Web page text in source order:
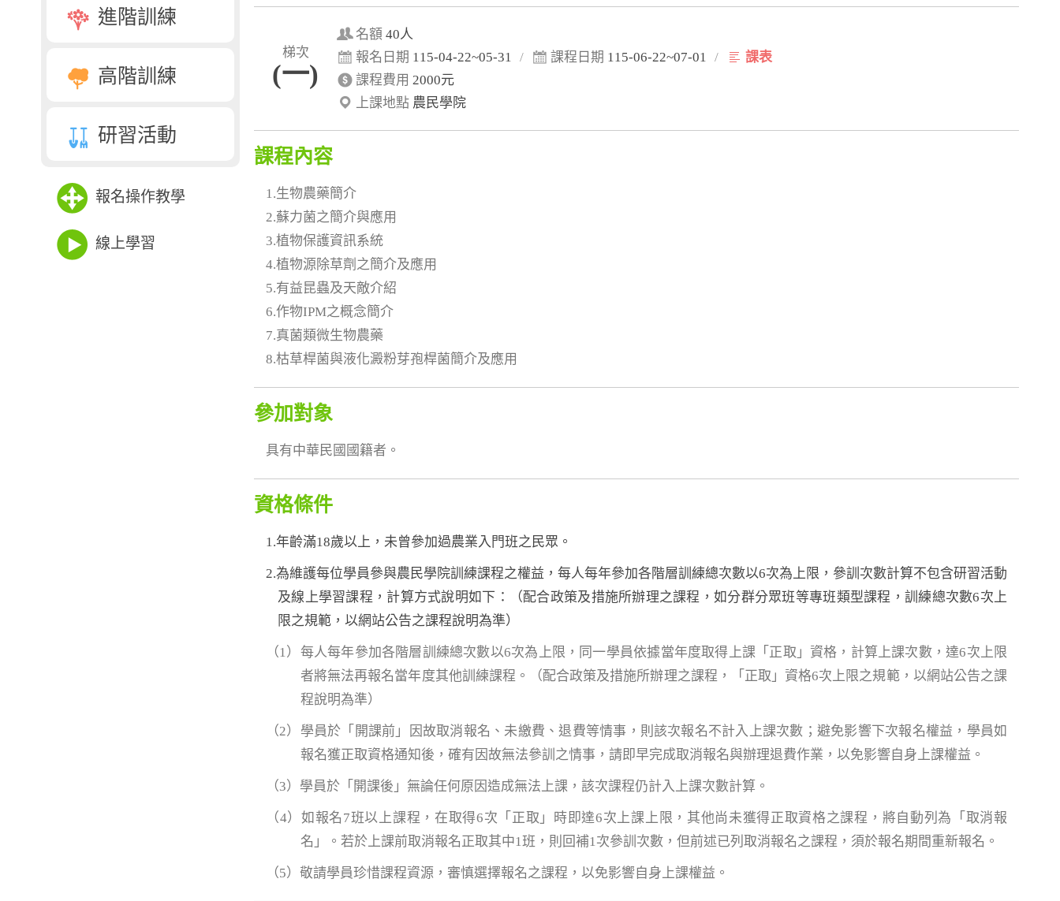
進階訓練
高階訓練
研習活動
報名操作教學
線上學習
梯次
(一)
名額 40人
報名日期 115-04-22~05-31 / 課程日期 115-06-22~07-01 /
課表
課程費用 2000元
上課地點 農民學院
課程內容
1.生物農藥簡介
2.蘇力菌之簡介與應用
3.植物保護資訊系統
4.植物源除草劑之簡介及應用
5.有益昆蟲及天敵介紹
6.作物IPM之概念簡介
7.真菌類微生物農藥
8.枯草桿菌與液化澱粉芽孢桿菌簡介及應用
參加對象
具有中華民國國籍者。
資格條件
1.年齡滿18歲以上，未曾參加過農業入門班之民眾。
2.為維護每位學員參與農民學院訓練課程之權益，每人每年參加各階層訓練總次數以6次為上限，參訓次數計算不包含研習活動
及線上學習課程，計算方式說明如下：（配合政策及措施所辦理之課程，如分群分眾班等專班類型課程，訓練總次數6次上
限之規範，以網站公告之課程說明為準）
（1）每人每年參加各階層訓練總次數以6次為上限，同一學員依據當年度取得上課「正取」資格，計算上課次數，達6次上限
者將無法再報名當年度其他訓練課程。（配合政策及措施所辦理之課程，「正取」資格6次上限之規範，以網站公告之課
程說明為準）
（2）學員於「開課前」因故取消報名、未繳費、退費等情事，則該次報名不計入上課次數；避免影響下次報名權益，學員如
報名獲正取資格通知後，確有因故無法參訓之情事，請即早完成取消報名與辦理退費作業，以免影響自身上課權益。
（3）學員於「開課後」無論任何原因造成無法上課，該次課程仍計入上課次數計算。
（4）如報名7班以上課程，在取得6次「正取」時即達6次上課上限，其他尚未獲得正取資格之課程，將自動列為「取消報
名」。若於上課前取消報名正取其中1班，則回補1次參訓次數，但前述已列取消報名之課程，須於報名期間重新報名。
（5）敬請學員珍惜課程資源，審慎選擇報名之課程，以免影響自身上課權益。